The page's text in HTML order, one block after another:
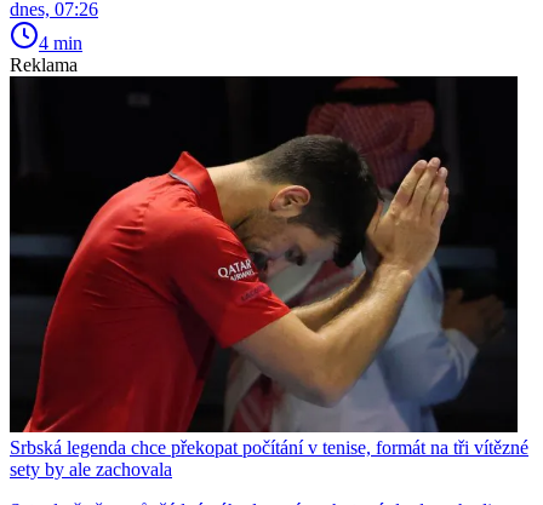
dnes, 07:26
4 min
Reklama
Srbská legenda chce překopat počítání v tenise, formát na tři vítězné
sety by ale zachovala